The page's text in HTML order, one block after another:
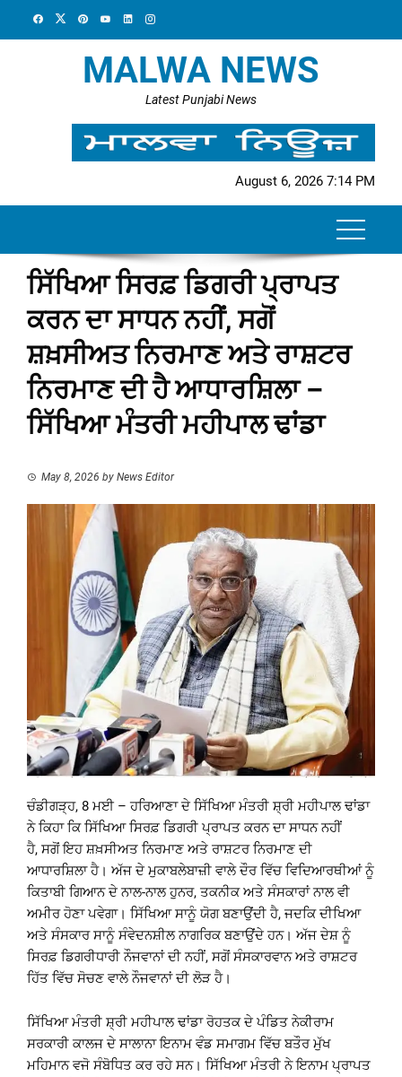
MALWA NEWS
Latest Punjabi News
August 6, 2026 7:14 PM
ਸਿੱਖਿਆ ਸਿਰਫ਼ ਡਿਗਰੀ ਪ੍ਰਾਪਤ
ਕਰਨ ਦਾ ਸਾਧਨ ਨਹੀਂ, ਸਗੋਂ
ਸ਼ਖ਼ਸੀਅਤ ਨਿਰਮਾਣ ਅਤੇ ਰਾਸ਼ਟਰ
ਨਿਰਮਾਣ ਦੀ ਹੈ ਆਧਾਰਸ਼ਿਲਾ –
ਸਿੱਖਿਆ ਮੰਤਰੀ ਮਹੀਪਾਲ ਢਾਂਡਾ
May 8, 2026 by News Editor
ਚੰਡੀਗੜ੍ਹ, 8 ਮਈ – ਹਰਿਆਣਾ ਦੇ ਸਿੱਖਿਆ ਮੰਤਰੀ ਸ਼੍ਰੀ ਮਹੀਪਾਲ ਢਾਂਡਾ
ਨੇ ਕਿਹਾ ਕਿ ਸਿੱਖਿਆ ਸਿਰਫ਼ ਡਿਗਰੀ ਪ੍ਰਾਪਤ ਕਰਨ ਦਾ ਸਾਧਨ ਨਹੀਂ
ਹੈ, ਸਗੋਂ ਇਹ ਸ਼ਖ਼ਸੀਅਤ ਨਿਰਮਾਣ ਅਤੇ ਰਾਸ਼ਟਰ ਨਿਰਮਾਣ ਦੀ
ਆਧਾਰਸ਼ਿਲਾ ਹੈ। ਅੱਜ ਦੇ ਮੁਕਾਬਲੇਬਾਜ਼ੀ ਵਾਲੇ ਦੌਰ ਵਿੱਚ ਵਿਦਿਆਰਥੀਆਂ ਨੂੰ
ਕਿਤਾਬੀ ਗਿਆਨ ਦੇ ਨਾਲ-ਨਾਲ ਹੁਨਰ, ਤਕਨੀਕ ਅਤੇ ਸੰਸਕਾਰਾਂ ਨਾਲ ਵੀ
ਅਮੀਰ ਹੋਣਾ ਪਵੇਗਾ। ਸਿੱਖਿਆ ਸਾਨੂੰ ਯੋਗ ਬਣਾਉਂਦੀ ਹੈ, ਜਦਕਿ ਦੀਖਿਆ
ਅਤੇ ਸੰਸਕਾਰ ਸਾਨੂੰ ਸੰਵੇਦਨਸ਼ੀਲ ਨਾਗਰਿਕ ਬਣਾਉਂਦੇ ਹਨ। ਅੱਜ ਦੇਸ਼ ਨੂੰ
ਸਿਰਫ਼ ਡਿਗਰੀਧਾਰੀ ਨੌਜਵਾਨਾਂ ਦੀ ਨਹੀਂ, ਸਗੋਂ ਸੰਸਕਾਰਵਾਨ ਅਤੇ ਰਾਸ਼ਟਰ
ਹਿੱਤ ਵਿੱਚ ਸੋਚਣ ਵਾਲੇ ਨੌਜਵਾਨਾਂ ਦੀ ਲੋੜ ਹੈ।
ਸਿੱਖਿਆ ਮੰਤਰੀ ਸ਼੍ਰੀ ਮਹੀਪਾਲ ਢਾਂਡਾ ਰੋਹਤਕ ਦੇ ਪੰਡਿਤ ਨੇਕੀਰਾਮ
ਸਰਕਾਰੀ ਕਾਲਜ ਦੇ ਸਾਲਾਨਾ ਇਨਾਮ ਵੰਡ ਸਮਾਗਮ ਵਿੱਚ ਬਤੌਰ ਮੁੱਖ
ਮਹਿਮਾਨ ਵਜੋ ਸੰਬੋਧਿਤ ਕਰ ਰਹੇ ਸਨ। ਸਿੱਖਿਆ ਮੰਤਰੀ ਨੇ ਇਨਾਮ ਪ੍ਰਾਪਤ